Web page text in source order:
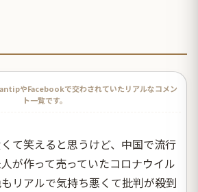
やFacebookで交わされていたリアルなコメン
ト一覧です。
て笑えると思うけど、中国で流行
が作って売っていたコロナウイル
リアルで気持ち悪くて批判が殺到